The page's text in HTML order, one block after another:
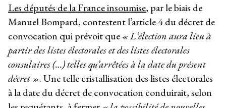
Les députés de la France insoumise, par le biais de
Manuel Bompard, contestent l’article 4 du décret de
convocation qui prévoit que« L’élection aura lieu à
partir des listes électorales et des listes électorales
consulaires (…) telles qu’arrêtées à la date du présent
décret ». Une telle cristallisation des listes électorales
à la date du décret de convocation conduirait, selon